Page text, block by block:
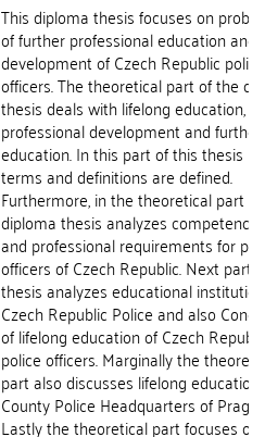
This diploma thesis focuses on
of further professional education and
development of Czech Republic police
officers. The theoretical part of the
thesis deals with lifelong education,
professional development and further
education. In this part of this thesis
terms and definitions are defined.
Furthermore, in the theoretical part
diploma thesis analyzes competency
and professional requirements for
officers of Czech Republic. Next part
thesis analyzes educational
Czech Republic Police and also
of lifelong education of Czech
police officers. Marginally the
part also discusses lifelong
County Police Headquarters of
Lastly the theoretical part focuses on